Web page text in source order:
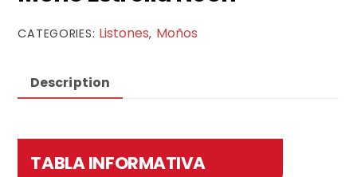
CATEGORIES: Listones, Moños
Description
TABLA INFORMATIVA